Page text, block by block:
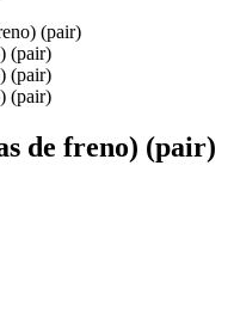
de freno) (pair)